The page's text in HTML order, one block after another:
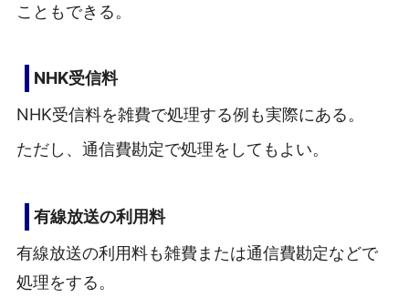
こともできる。
NHK受信料
NHK受信料を雑費で処理する例も実際にある。
ただし、通信費勘定で処理をしてもよい。
有線放送の利用料
有線放送の利用料も雑費または通信費勘定などで
処理をする。